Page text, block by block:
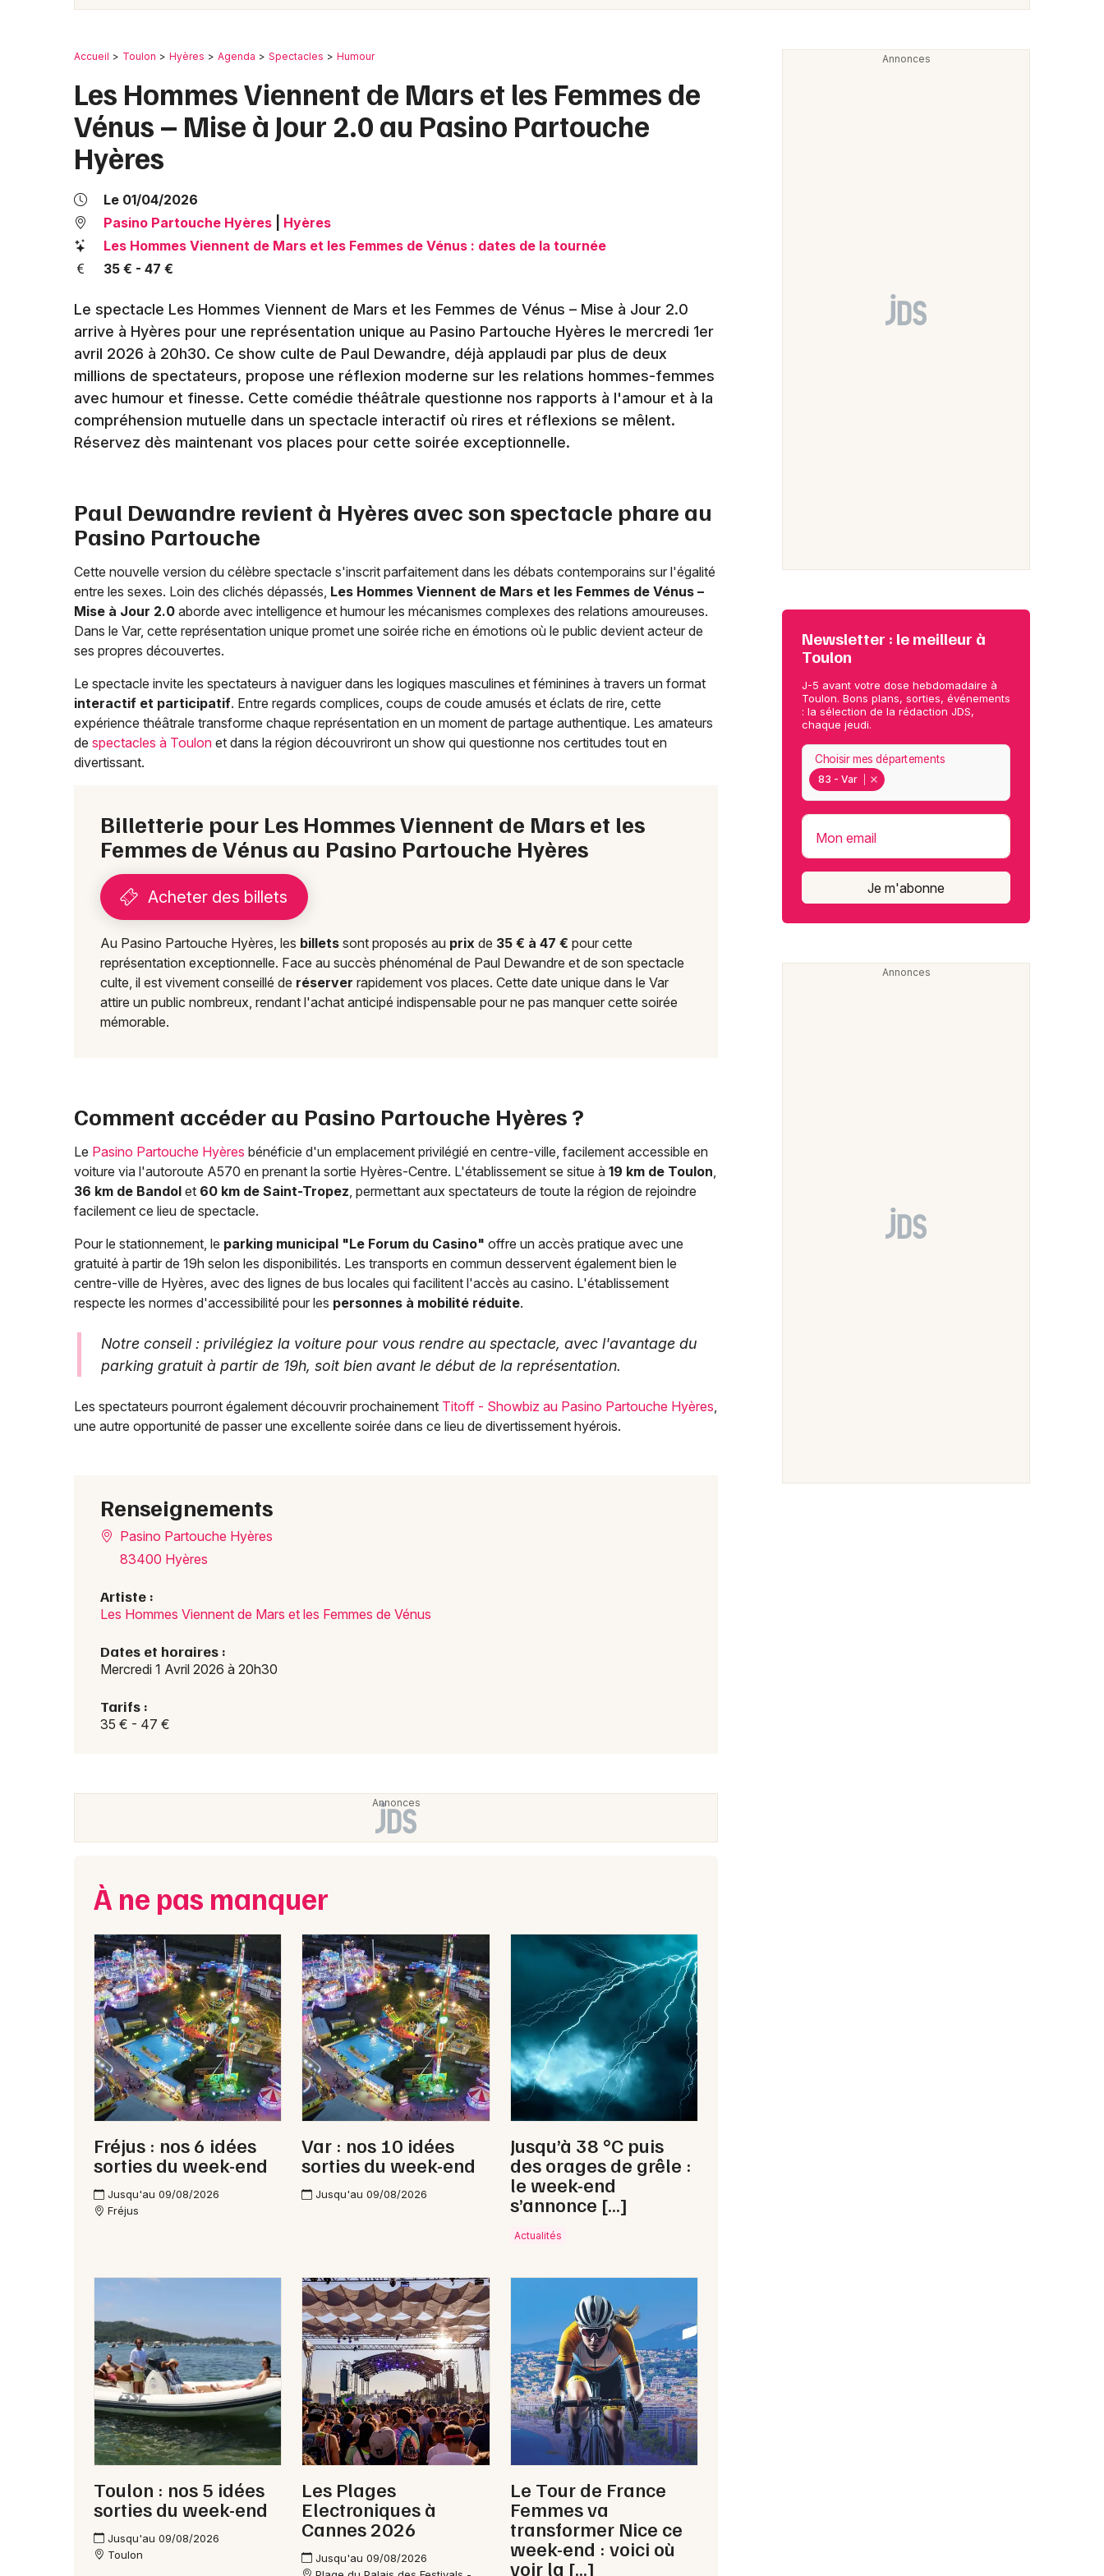
Soirées
Sorties & loisirs
Humour en Provence-Alpes-Côte-d'Azur
Newsletter des sorties
83 - Var
Choisir mes départements
Je m'abonne
Mulhouse
Nice
Toutes les villes
Accueil Toulon Hyères Agenda Spectacles Humour
Les Hommes Viennent de Mars et les Femmes de
Vénus – Mise à Jour 2.0 au Pasino Partouche
Hyères
Le 01/04/2026
Pasino Partouche Hyères
Hyères
Les Hommes Viennent de Mars et les Femmes de Vénus : dates de la tournée
35 € - 47 €
Le spectacle Les Hommes Viennent de Mars et les Femmes de Vénus – Mise à Jour 2.0
arrive à Hyères pour une représentation unique au Pasino Partouche Hyères le mercredi 1er
avril 2026 à 20h30. Ce show culte de Paul Dewandre, déjà applaudi par plus de deux
millions de spectateurs, propose une réflexion moderne sur les relations hommes-femmes
avec humour et finesse. Cette comédie théâtrale questionne nos rapports à l'amour et à la
compréhension mutuelle dans un spectacle interactif où rires et réflexions se mêlent.
Réservez dès maintenant vos places pour cette soirée exceptionnelle.
Paul Dewandre revient à Hyères avec son spectacle phare au
Pasino Partouche
Cette nouvelle version du célèbre spectacle s'inscrit parfaitement dans les débats contemporains sur l'égalité
entre les sexes. Loin des clichés dépassés, Les Hommes Viennent de Mars et les Femmes de Vénus –
Mise à Jour 2.0 aborde avec intelligence et humour les mécanismes complexes des relations amoureuses.
Dans le Var, cette représentation unique promet une soirée riche en émotions où le public devient acteur de
ses propres découvertes.
Le spectacle invite les spectateurs à naviguer dans les logiques masculines et féminines à travers un format
interactif et participatif. Entre regards complices, coups de coude amusés et éclats de rire, cette
expérience théâtrale transforme chaque représentation en un moment de partage authentique. Les amateurs
de spectacles à Toulon et dans la région découvriront un show qui questionne nos certitudes tout en
divertissant.
Billetterie pour Les Hommes Viennent de Mars et les
Femmes de Vénus au Pasino Partouche Hyères
Acheter des billets
Au Pasino Partouche Hyères, les billets sont proposés au prix de 35 € à 47 € pour cette
représentation exceptionnelle. Face au succès phénoménal de Paul Dewandre et de son spectacle
culte, il est vivement conseillé de réserver rapidement vos places. Cette date unique dans le Var
attire un public nombreux, rendant l'achat anticipé indispensable pour ne pas manquer cette soirée
mémorable.
Comment accéder au Pasino Partouche Hyères ?
Le Pasino Partouche Hyères bénéficie d'un emplacement privilégié en centre-ville, facilement accessible en
voiture via l'autoroute A570 en prenant la sortie Hyères-Centre. L'établissement se situe à 19 km de Toulon,
36 km de Bandol et 60 km de Saint-Tropez, permettant aux spectateurs de toute la région de rejoindre
facilement ce lieu de spectacle.
Pour le stationnement, le parking municipal "Le Forum du Casino" offre un accès pratique avec une
gratuité à partir de 19h selon les disponibilités. Les transports en commun desservent également bien le
centre-ville de Hyères, avec des lignes de bus locales qui facilitent l'accès au casino. L'établissement
respecte les normes d'accessibilité pour les personnes à mobilité réduite.
Notre conseil : privilégiez la voiture pour vous rendre au spectacle, avec l'avantage du
parking gratuit à partir de 19h, soit bien avant le début de la représentation.
Les spectateurs pourront également découvrir prochainement Titoff - Showbiz au Pasino Partouche Hyères,
une autre opportunité de passer une excellente soirée dans ce lieu de divertissement hyérois.
Renseignements
Pasino Partouche Hyères
83400 Hyères
Artiste :
Les Hommes Viennent de Mars et les Femmes de Vénus
Dates et horaires :
Mercredi 1 Avril 2026 à 20h30
Tarifs :
35 € - 47 €
À ne pas manquer
Fréjus : nos 6 idées
sorties du week-end
Jusqu'au 09/08/2026
Fréjus
Var : nos 10 idées
sorties du week-end
Jusqu'au 09/08/2026
Jusqu’à 38 °C puis
des orages de grêle :
le week-end
s’annonce […]
Actualités
Toulon : nos 5 idées
sorties du week-end
Jusqu'au 09/08/2026
Toulon
Les Plages
Electroniques à
Cannes 2026
Jusqu'au 09/08/2026
Le Tour de France
Femmes va
transformer Nice ce
week-end : voici où
voir la […]
Newsletter : le meilleur à
Toulon
J-5 avant votre dose hebdomadaire à
Toulon. Bons plans, sorties, événements
: la sélection de la rédaction JDS,
chaque jeudi.
83 - Var
Choisir mes départements
Mon email
Je m'abonne